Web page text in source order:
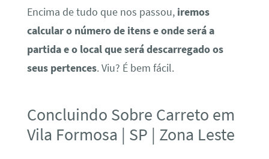
Encima de tudo que nos passou, iremos
calcular o número de itens e onde será a
partida e o local que será descarregado os
seus pertences. Viu? É bem fácil.
Concluindo Sobre Carreto em
Vila Formosa | SP | Zona Leste